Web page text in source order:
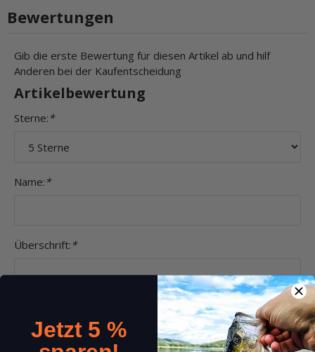
Bewertungen
Gib die erste Bewertung für diesen Artikel ab und hilf
Anderen bei der Kaufentscheidung
Artikelbewertung
Sterne: *
Name: *
Überschrift: *
Jetzt 5 %